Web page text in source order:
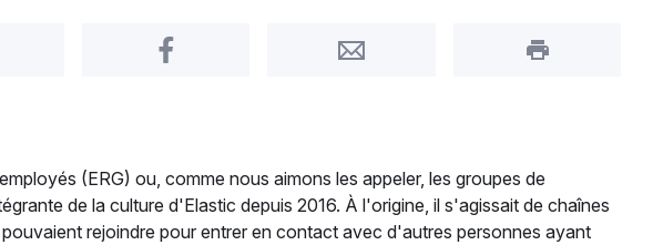
on LinkedIn Share on Facebook Share by Email Print this page
(ERG) ou, comme nous aimons les appeler, les groupes de
de la culture d'Elastic depuis 2016. À l'origine, il s'agissait de chaînes
rejoindre pour entrer en contact avec d'autres personnes ayant